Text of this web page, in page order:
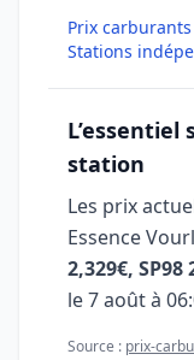
Prix
Stations
station
Les prix
Essence
2,329€, SP98
le7 août à
Source : prix-